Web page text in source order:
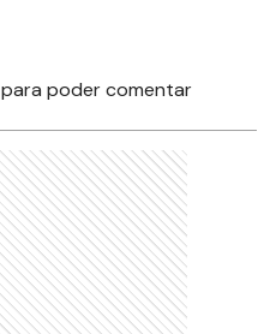
para poder comentar